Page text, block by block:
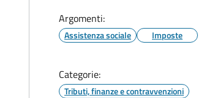
Argomenti:
Assistenza sociale Imposte
Categorie:
Tributi, finanze e contravvenzioni